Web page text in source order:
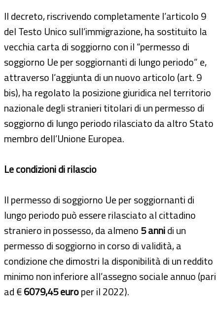
Il decreto, riscrivendo completamente l’articolo 9
del Testo Unico sull’immigrazione, ha sostituito la
vecchia carta di soggiorno con il “permesso di
soggiorno Ue per soggiornanti di lungo periodo” e,
attraverso l’aggiunta di un nuovo articolo (art. 9
bis), ha regolato la posizione giuridica nel territorio
nazionale degli stranieri titolari di un permesso di
soggiorno di lungo periodo rilasciato da altro Stato
membro dell’Unione Europea.
Le condizioni di rilascio
Il permesso di soggiorno Ue per soggiornanti di
lungo periodo può essere rilasciato al cittadino
straniero in possesso, da almeno5 annidi un
permesso di soggiorno in corso di validità, a
condizione che dimostri la disponibilità di un reddito
minimo non inferiore all’assegno sociale annuo (pari
ad €6079,45 europer il 2022).